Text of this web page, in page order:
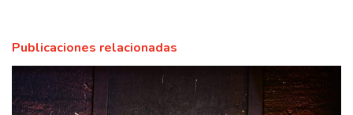
Publicaciones relacionadas